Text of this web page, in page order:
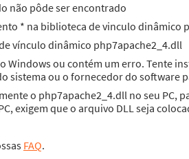
não pôde ser encontrado
* na biblioteca de vinculo dinâmico
vínculo dinâmico php7apache2_4.dll
ou contém um erro. Tente
sistema ou o fornecedor do software
o php7apache2_4.dll no seu PC,
exigem que o arquivo DLL seja
FAQ.